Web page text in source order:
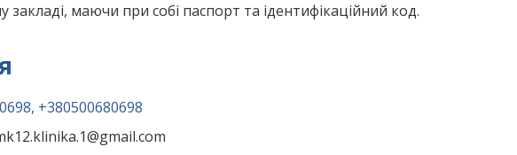
маючи при собі паспорт та ідентифікаційний код.
+380500680698